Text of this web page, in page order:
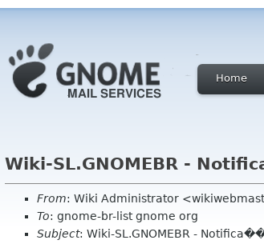
Home
Wiki-SL.GNOMEBR -
From: Wiki Administrator
To: gnome-br-list gnome org
Subject: Wiki-SL.GNOMEBR -